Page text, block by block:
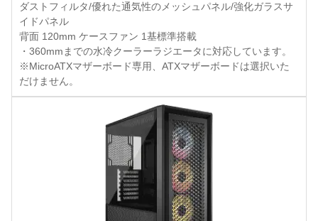
ダストフィルタ/優れた通気性のメッシュパネル/強化ガラスサ
イドパネル
背面 120mm ケースファン 1基標準搭載
・360mmまでの水冷クーラーラジエータに対応しています。
※MicroATXマザーボード専用、ATXマザーボードは選択いた
だけません。